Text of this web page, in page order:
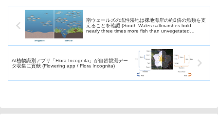
南ウェールズの塩性湿地は裸地海岸の約3倍の魚類を支
えることを確認 (South Wales saltmarshes hold
nearly three times more fish than unvegetated
AI植物識別アプリ「Flora Incognita」が自然観測デー
タ収集に貢献 (Flowering app / Flora Incognita)